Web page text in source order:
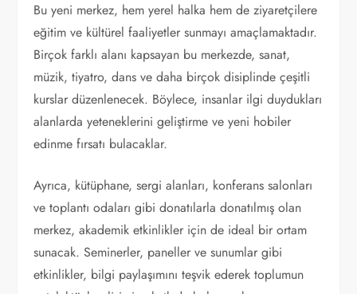
Bu yeni merkez, hem yerel halka hem de ziyaretçilere
eğitim ve kültürel faaliyetler sunmayı amaçlamaktadır.
Birçok farklı alanı kapsayan bu merkezde, sanat,
müzik, tiyatro, dans ve daha birçok disiplinde çeşitli
kurslar düzenlenecek. Böylece, insanlar ilgi duydukları
alanlarda yeteneklerini geliştirme ve yeni hobiler
edinme fırsatı bulacaklar.
Ayrıca, kütüphane, sergi alanları, konferans salonları
ve toplantı odaları gibi donatılarla donatılmış olan
merkez, akademik etkinlikler için de ideal bir ortam
sunacak. Seminerler, paneller ve sunumlar gibi
etkinlikler, bilgi paylaşımını teşvik ederek toplumun